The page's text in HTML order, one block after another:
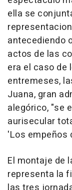
ella se
antecediendo
actos de las
era el caso de
entremeses,
Juana, gran
alegórico, "se
aurisecular
'Los empeños
El montaje de
representa la